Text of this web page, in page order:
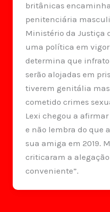
britânicas
penitenciária
Ministério da Justiça
uma política em
determina que
serão alojadas em
tiverem genitália
cometido crimes
Lexi chegou a
e não lembra do que
sua amiga em 2019.
criticaram a
conveniente”.